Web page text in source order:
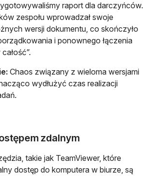
raport dla darczyńców.
zespołu wprowadzał swoje
wersji dokumentu, co skończyło
i ponownego łączenia
Chaos związany z wieloma wersjami
wydłużyć czas realizacji
zdalnym
takie jak TeamViewer, które
dostęp do komputera w biurze, są